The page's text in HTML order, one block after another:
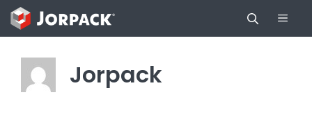
Saltar
contenido
Jorpack